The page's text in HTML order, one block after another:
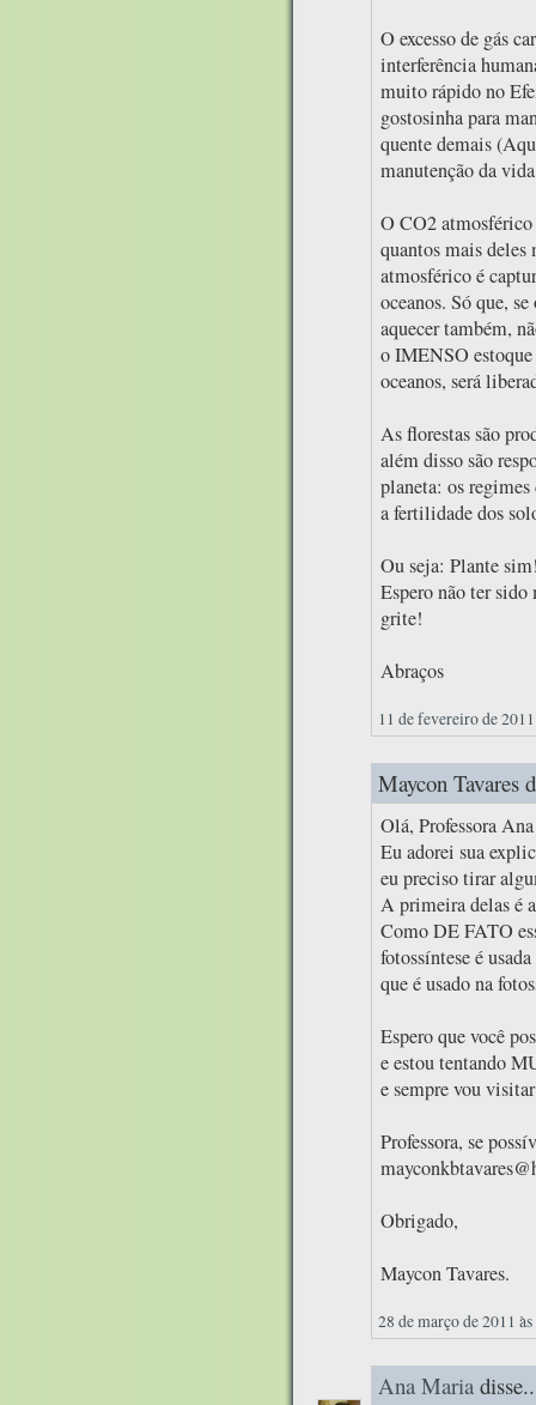
O excesso de gás
interferência
muito rápido no
gostosinha para
quente demais
manutenção da
O CO2 atmosférico
quantos mais
atmosférico é
oceanos. Só que,
aquecer também,
o IMENSO estoque
oceanos, será
As florestas são
além disso são
planeta: os regimes
a fertilidade dos
Ou seja: Plante
Espero não ter
grite!
Abraços
11 de fevereiro de
Maycon Tavares
Olá, Professora
Eu adorei sua
eu preciso tirar
A primeira delas é
Como DE FATO
fotossíntese é
que é usado na
Espero que você
e estou tentando
e sempre vou
Professora, se
Obrigado,
Maycon Tavares.
28 de março de 2011
Ana Maria